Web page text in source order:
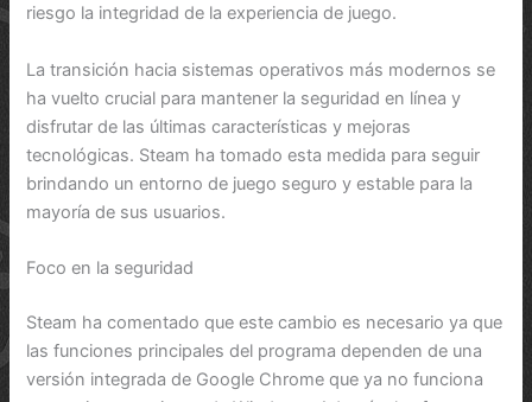
riesgo la integridad de la experiencia de juego.
La transición hacia sistemas operativos más modernos se
ha vuelto crucial para mantener la seguridad en línea y
disfrutar de las últimas características y mejoras
tecnológicas. Steam ha tomado esta medida para seguir
brindando un entorno de juego seguro y estable para la
mayoría de sus usuarios.
Foco en la seguridad
Steam ha comentado que este cambio es necesario ya que
las funciones principales del programa dependen de una
versión integrada de Google Chrome que ya no funciona